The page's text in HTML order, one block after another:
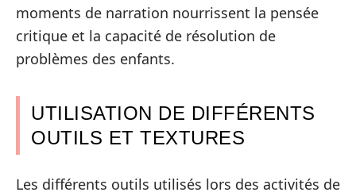
moments de narration nourrissent la pensée
critique et la capacité de résolution de
problèmes des enfants.
UTILISATION DE DIFFÉRENTS
OUTILS ET TEXTURES
Les différents outils utilisés lors des activités de